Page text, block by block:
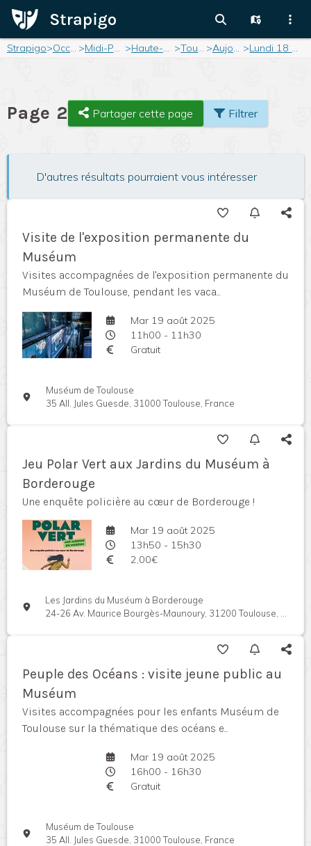
Strapigo> Occitanie > Midi-Pyrénées > Haute-Garonne > Toulouse > Aujourd'hui > Lundi 18 août 2025
Page 2 Partager cette page Filtrer
D'autres résultats pourraient vous intéresser
Visite de l'exposition permanente du
Muséum
Visites accompagnées de l'exposition permanente du
Muséum de Toulouse, pendant les vaca...
Mar 19 août 2025
11h00 - 11h30
Gratuit
Muséum de Toulouse
35 All. Jules Guesde, 31000 Toulouse, France
Jeu Polar Vert aux Jardins du Muséum à
Borderouge
Une enquête policière au cœur de Borderouge !
Mar 19 août 2025
13h50 - 15h30
2,00€
Les Jardins du Muséum à Borderouge
24-26 Av. Maurice Bourgès-Maunoury, 31200 Toulouse, France
Peuple des Océans : visite jeune public au
Muséum
Visites accompagnées pour les enfants Muséum de
Toulouse sur la thématique des océans e...
Mar 19 août 2025
16h00 - 16h30
Gratuit
Muséum de Toulouse
35 All. Jules Guesde, 31000 Toulouse, France